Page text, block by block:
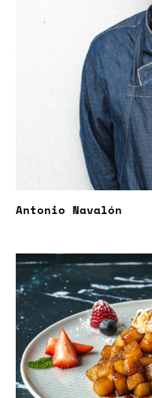
Antonio Navalón